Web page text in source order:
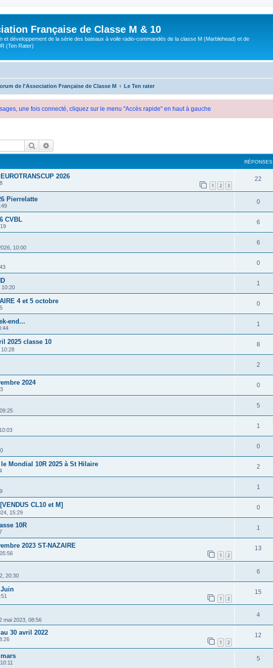
Française de Classe M & 10
et développement de la série des bateaux à voile radio-commandés de la classe M (Marblehead) et de
(Ten Rater)
de l'Association Française de Classe M Le Ten rater
une fois connecté, cliquez sur le menu "Accès rapide" en haut à gauche
Rechercher
RÉPONSES
2026
1 2 3
22
Pierrelatte 0
CVBL 6
10:00
6
0
10:20
1
4 et 5 octobre 0
end... 1
2025 classe 10 8
2
2024 0
5
1
0
Mondial 10R 2025 à St Hilaire 2
1
CL10 et M]
15:29
0
10R 1
2023 ST-NAZAIRE
1 2
13
20:30
6
Juin
1 2
15
mai 2023, 08:56
4
30 avril 2022
1 2
12
5